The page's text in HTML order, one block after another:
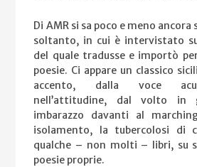
Di AMR si sa poco e meno
soltanto, in cui è intervistato
del quale tradusse e importò
poesie. Ci appare un classico
accento, dalla voce
nell’attitudine, dal volto in
imbarazzo davanti al
isolamento, la tubercolosi di
qualche – non molti – libri, su
poesie proprie.